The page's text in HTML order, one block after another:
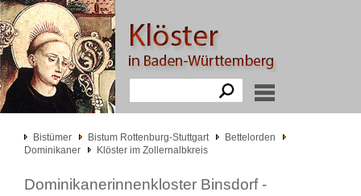
Bistümer Bistum Rottenburg-Stuttgart
Bettelorden
Dominikaner
Klöster im Zollernalbkreis
Dominikanerinnenkloster Binsdorf -